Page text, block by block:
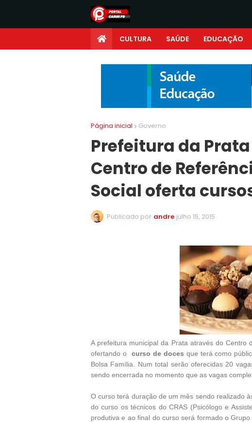
CULTURA SAÚDE EDUCAÇÃO
Página inicial Governo
Prefeitura da
Centro de
Social oferta
Publicado por andre julho 15, 2015
A prefeitura municipal da Prata através do Centro
ofertando o curso de doces que terá como
Bolsa Família. Num total serão oferecidas 20
sendo encerrada no momento que as vagas
O curso terá duração de um mês sendo realizado
do curso os técnicos do CRAS (Psicólogo e
produtiva e ao final do curso será formado o